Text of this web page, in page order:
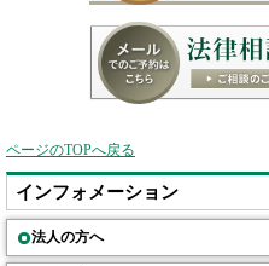
ページのTOPへ戻る
インフォメーション
法人の方へ